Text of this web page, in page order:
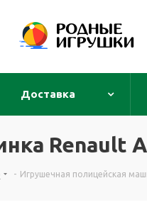
Доставка
Renault
- Игрушечная полицейская